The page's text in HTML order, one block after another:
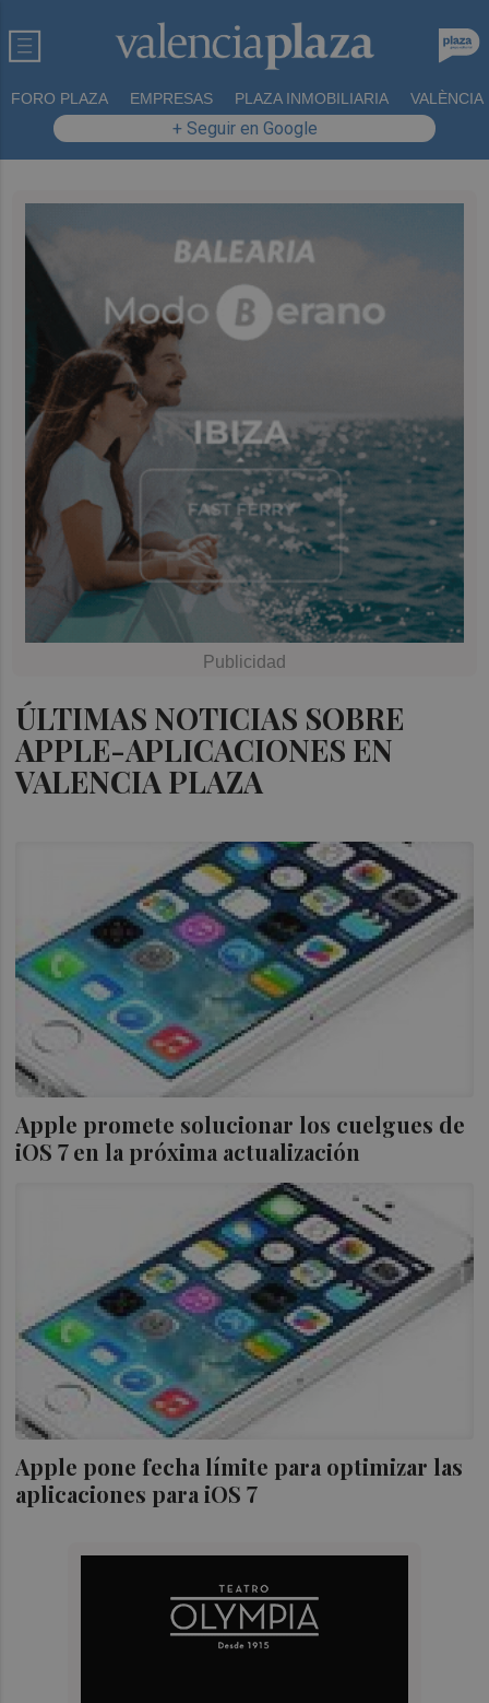
FORO PLAZA EMPRESAS PLAZA INMOBILIARIA VALÈNCIA
+ Seguir en Google
ÚLTIMAS NOTICIAS SOBRE
APPLE-APLICACIONES EN
VALENCIA PLAZA
Apple promete solucionar los cuelgues de
iOS 7 en la próxima actualización
Apple pone fecha límite para optimizar las
aplicaciones para iOS 7